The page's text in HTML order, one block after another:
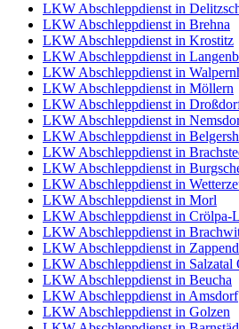
LKW Abschleppdienst in
LKW Abschleppdienst in Brehna
LKW Abschleppdienst in Krostitz
LKW Abschleppdienst in
LKW Abschleppdienst in
LKW Abschleppdienst in Möllern
LKW Abschleppdienst in
LKW Abschleppdienst in
LKW Abschleppdienst in
LKW Abschleppdienst in
LKW Abschleppdienst in
LKW Abschleppdienst in
LKW Abschleppdienst in Morl
LKW Abschleppdienst in Crölpa-
LKW Abschleppdienst in
LKW Abschleppdienst in
LKW Abschleppdienst in Salzatal
LKW Abschleppdienst in Beucha
LKW Abschleppdienst in Amsdorf
LKW Abschleppdienst in Golzen